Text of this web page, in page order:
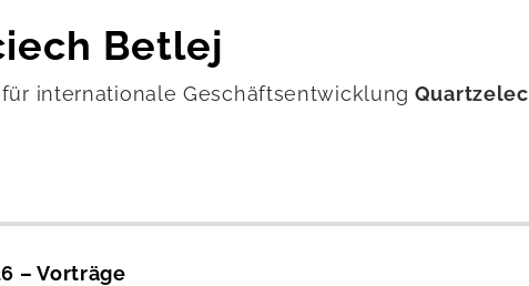
Betlej
internationale Geschäftsentwicklung Quartzelec
– Vorträge